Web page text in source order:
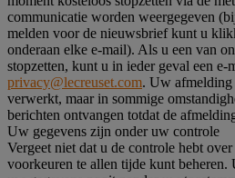
communicatie worden weergegeven
melden voor de nieuwsbrief kunt u
onderaan elke e-mail). Als u een van
stopzetten, kunt u in ieder geval een e-
privacy@lecreuset.com. Uw afmelding
verwerkt, maar in sommige
berichten ontvangen totdat de
Uw gegevens zijn onder uw controle
Vergeet niet dat u de controle hebt
voorkeuren te allen tijde kunt